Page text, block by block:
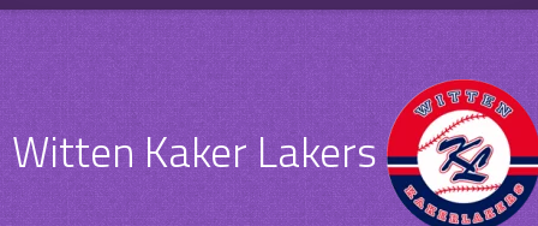
Witten Kaker Lakers